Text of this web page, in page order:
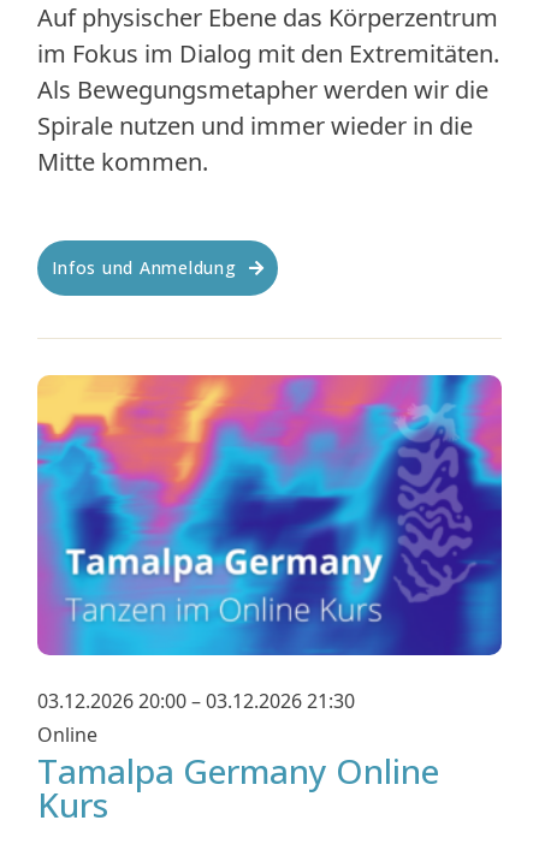
Auf physischer Ebene das Körperzentrum
im Fokus im Dialog mit den Extremitäten.
Als Bewegungsmetapher werden wir die
Spirale nutzen und immer wieder in die
Mitte kommen.
Infos und Anmeldung
03.12.2026 20:00 – 03.12.2026 21:30
Online
Tamalpa Germany Online
Kurs